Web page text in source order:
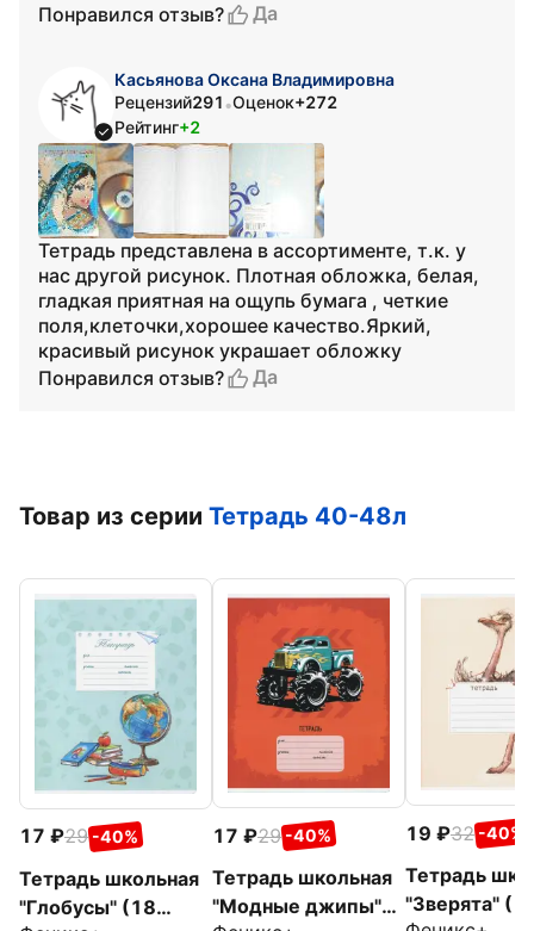
Понравился отзыв?
Да
Касьянова Оксана Владимировна
Рецензий291 •Оценок+272
Рейтинг+2
Тетрадь представлена в ассортименте, т.к. у
нас другой рисунок. Плотная обложка, белая,
гладкая приятная на ощупь бумага , четкие
поля,клеточки,хорошее качество.Яркий,
красивый рисунок украшает обложку
Понравился отзыв?
Да
Товар из серии Тетрадь 40-48л
17 29 -40%
Тетрадь школьная
"Глобусы" (18
17 29 -40%
Тетрадь школьная
"Модные джипы"
19 32 -40%
Тетрадь
"Зверята"